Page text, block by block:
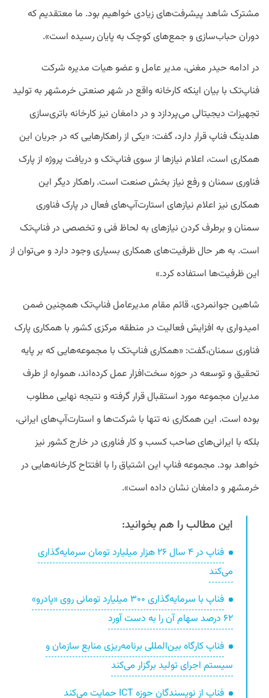
مشترک شاهد پیشرفت‌های زیادی خواهیم بود. ما معتقدیم که
دوران حباب‌سازی و جمع‌های کوچک به پایان رسیده است».
در ادامه حیدر مغنی، مدیر عامل و عضو هیات مدیره شرکت
فناپ‌تک با بیان اینکه کارخانه واقع در شهر صنعتی خرمشهر به تولید
تجهیزات دیجیتالی می‌پردازد و در دامغان نیز کارخانه باتری‌سازی
هلدینگ فناپ قرار دارد، گفت: «یکی از راهکارهایی که در جریان این
همکاری است، اعلام نیازها از سوی فناپ‌تک و دریافت پروژه از پارک
فناوری سمنان و رفع نیاز بخش صنعت است. راهکار دیگر این
همکاری نیز اعلام نیازهای استارت‌آپ‌های فعال در پارک فناوری
سمنان و برطرف کردن نیازهای به لحاظ فنی و تخصصی در فناپ‌تک
است. به هر حال ظرفیت‌های همکاری بسیاری وجود دارد و می‌توان از
این ظرفیت‌ها استفاده کرد.»
شاهین جوانمردی، قائم مقام مدیرعامل فناپ‌تک همچنین ضمن
امیدواری به افزایش فعالیت در منطقه مرکزی کشور با همکاری پارک
فناوری سمنان،گفت: «همکاری فناپ‌تک با مجموعه‌هایی که بر پایه
تحقیق و توسعه در حوزه سخت‌افزار عمل کرده‌اند، همواره از طرف
مدیران مجموعه مورد استقبال قرار گرفته و نتیجه نهایی مطلوب
بوده است. این همکاری نه تنها با شرکت‌ها و استارت‌آپ‌های ایرانی،
بلکه با ایرانی‌های صاحب کسب و کار فناوری در خارج کشور نیز
خواهد بود. مجموعه فناپ این اشتیاق را با افتتاح کارخانه‌هایی در
خرمشهر و دامغان نشان داده است».
این مطالب را هم بخوانید:
فناپ‌ در ۴ سال ۲۶ هزار میلیارد تومان سرمایه‌گذاری
می‌کند
فناپ با سرمایه‌گذاری ۳۰۰ میلیارد تومانی روی «پادرو»
۶۲ درصد سهام آن را به دست آورد
فناپ کارگاه بین‌المللی برنامه‌ریزی منابع سازمان و
سیستم اجرای تولید برگزار می‌کند
فناپ از نویسندگان حوزه ICT حمایت می‌کند